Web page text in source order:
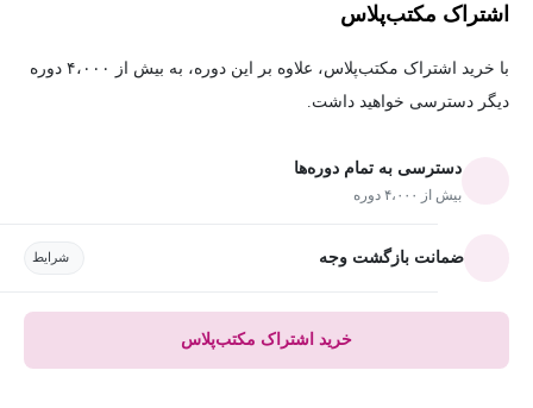
اشتراک مکتب‌پلاس
با خرید اشتراک مکتب‌پلاس، علاوه بر این دوره، به بیش از ۴،۰۰۰ دوره
دیگر دسترسی خواهید داشت.
دسترسی به تمام دوره‌ها
بیش از ۴،۰۰۰ دوره
ضمانت بازگشت وجه شرایط
خرید اشتراک مکتب‌پلاس